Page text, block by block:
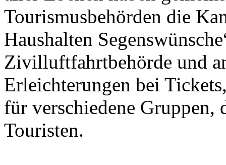
Tourismusbehörden die
Haushalten
Zivilluftfahrtbehörde und
Erleichterungen bei
für verschiedene Gruppen,
Touristen.